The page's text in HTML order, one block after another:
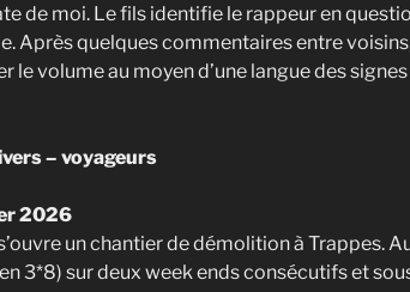
de moi. Le fils identifie le rappeur en
Après quelques commentaires entre
le volume au moyen d’une langue des
– voyageurs
2026
un chantier de démolition à Trappes.
3*8) sur deux week ends consécutifs et